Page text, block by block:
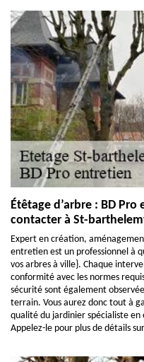
Étêtage d’arbre : BD
contacter à St-
Expert en création,
entretien est un professionnel à
vos arbres à ville}. Chaque
conformité avec les normes
sécurité sont également
terrain. Vous aurez donc tout à
qualité du jardinier spécialiste
Appelez-le pour plus de détails